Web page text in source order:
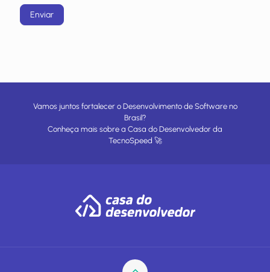
Enviar
Vamos juntos fortalecer o Desenvolvimento de Software no
Brasil?
Conheça mais sobre a Casa do Desenvolvedor da
TecnoSpeed 🚀